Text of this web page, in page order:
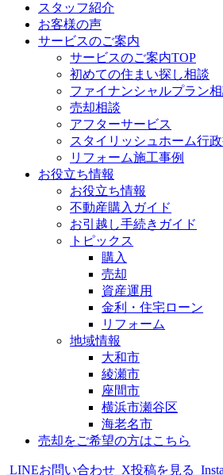
スタッフ紹介
お客様の声
サービスのご案内
サービスのご案内TOP
初めての住まい探し相談
ファイナンシャルプラン
売却相談
アフターサービス
スタイリッシュホーム行
リフォーム施工事例
お役立ち情報
お役立ち情報
不動産購入ガイド
お引越し手続きガイド
トピックス
購入
売却
資産運用
金利・住宅ローン
リフォーム
地域情報
大和市
綾瀬市
座間市
横浜市瀬谷区
海老名市
売却をご希望の方はこちら
LINEお問い合わせ X投稿を見る